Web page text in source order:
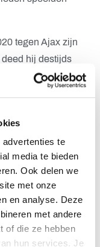
te
media te bieden
Ook delen we
met onze
en analyse. Deze
met andere
of die ze hebben
hun services. Je
tegen Ajax zijn
hij destijds
een speler in
-